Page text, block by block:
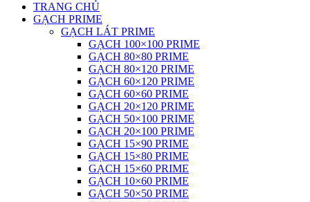
TRANG CHỦ
GẠCH PRIME
GẠCH LÁT PRIME
GẠCH 100×100 PRIME
GẠCH 80×80 PRIME
GẠCH 80×120 PRIME
GẠCH 60×120 PRIME
GẠCH 60×60 PRIME
GẠCH 20×120 PRIME
GẠCH 50×100 PRIME
GẠCH 20×100 PRIME
GẠCH 15×90 PRIME
GẠCH 15×80 PRIME
GẠCH 15×60 PRIME
GẠCH 10×60 PRIME
GẠCH 50×50 PRIME